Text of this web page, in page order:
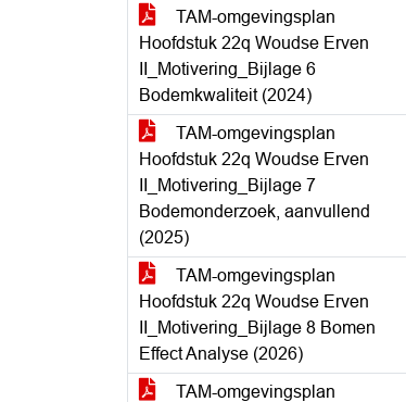
TAM-omgevingsplan
Hoofdstuk 22q Woudse Erven
II_Motivering_Bijlage 6
Bodemkwaliteit (2024)
TAM-omgevingsplan
Hoofdstuk 22q Woudse Erven
II_Motivering_Bijlage 7
Bodemonderzoek, aanvullend
(2025)
TAM-omgevingsplan
Hoofdstuk 22q Woudse Erven
II_Motivering_Bijlage 8 Bomen
Effect Analyse (2026)
TAM-omgevingsplan